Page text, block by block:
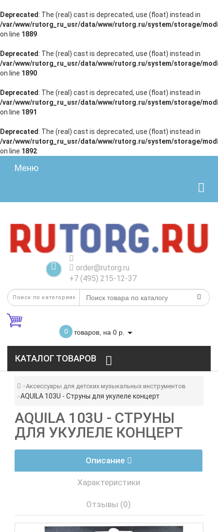
Deprecated : The (real) cast is deprecated, use (float) instead in
/var/www/rutorg_ru_usr/data/www/rutorg.ru/system/storage/
on line 1889
Deprecated : The (real) cast is deprecated, use (float) instead in
/var/www/rutorg_ru_usr/data/www/rutorg.ru/system/storage/
on line 1890
Deprecated : The (real) cast is deprecated, use (float) instead in
/var/www/rutorg_ru_usr/data/www/rutorg.ru/system/storage/
on line 1891
Deprecated : The (real) cast is deprecated, use (float) instead in
/var/www/rutorg_ru_usr/data/www/rutorg.ru/system/storage/
on line 1892
Меню
order@rutorg.ru
+7 (495) 215-12-37
0 товаров, на 0 р.
КАТАЛОГ ТОВАРОВ
Аксессуары для детских музыкальных инструментов
AQUILA 103U - Струны для укулеле концерт
AQUILA 103U - СТРУНЫ
ДЛЯ УКУЛЕЛЕ КОНЦЕРТ
Описание
Характеристики
Отзывы (0)